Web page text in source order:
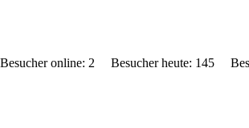
Besucher online: 2 Besucher heute: 145